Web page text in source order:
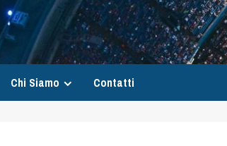
Chi Siamo Contatti